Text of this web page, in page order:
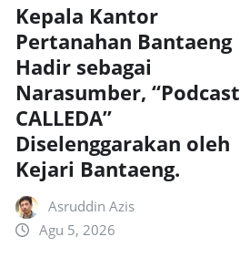
Kepala Kantor
Pertanahan Bantaeng
Hadir sebagai
Narasumber, “Podcast
CALLEDA”
Diselenggarakan oleh
Kejari Bantaeng.
Asruddin Azis
Agu 5, 2026